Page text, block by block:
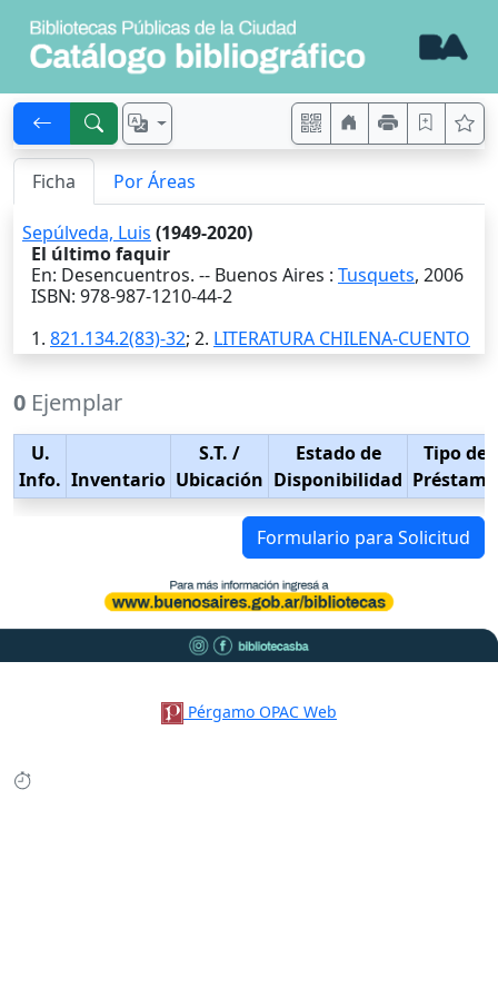
Ficha Por Áreas
Sepúlveda, Luis (1949-2020)
El último faquir
En: Desencuentros. -- Buenos Aires : Tusquets, 2006
ISBN: 978-987-1210-44-2
1. 821.134.2(83)-32; 2. LITERATURA CHILENA-CUENTO
0 Ejemplar
U.
Info. Inventario
S.T. /
Ubicación
Estado de
Disponibilidad
Tipo de
Préstamo
Formulario para Solicitud
Pérgamo OPAC Web